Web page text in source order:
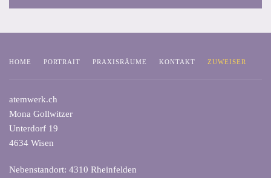
HOME PORTRAIT PRAXISRÄUME KONTAKT ZUWEISER
atemwerk.ch
Mona Gollwitzer
Unterdorf 19
4634 Wisen
Nebenstandort: 4310 Rheinfelden